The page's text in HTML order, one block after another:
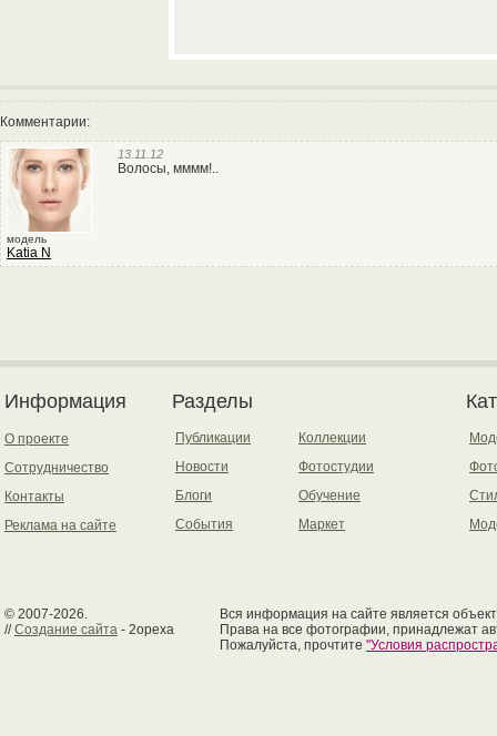
Комментарии:
модель
Katia N
13.11.12
Волосы, мммм!..
Информация
О проекте
Сотрудничество
Контакты
Реклама на сайте
Разделы
Публикации
Новости
Блоги
События
Коллекции
Фотостудии
Обучение
Маркет
© 2007-2026.
//Создание сайта - 2opexa
Вся информация на сайте является
Права на все фотографии, принадлежат
Пожалуйста, прочтите "Условия